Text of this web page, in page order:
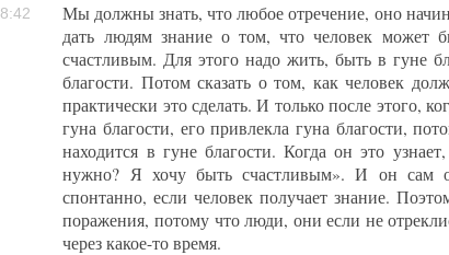
Мы должны знать, что любое отречение, оно
дать людям знание о том, что человек может
счастливым. Для этого надо жить, быть в гуне
благости. Потом сказать о том, как человек
практически это сделать. И только после этого,
гуна благости, его привлекла гуна благости,
находится в гуне благости. Когда он это
нужно? Я хочу быть счастливым». И он сам
спонтанно, если человек получает знание.
поражения, потому что люди, они если не
через какое-то время.